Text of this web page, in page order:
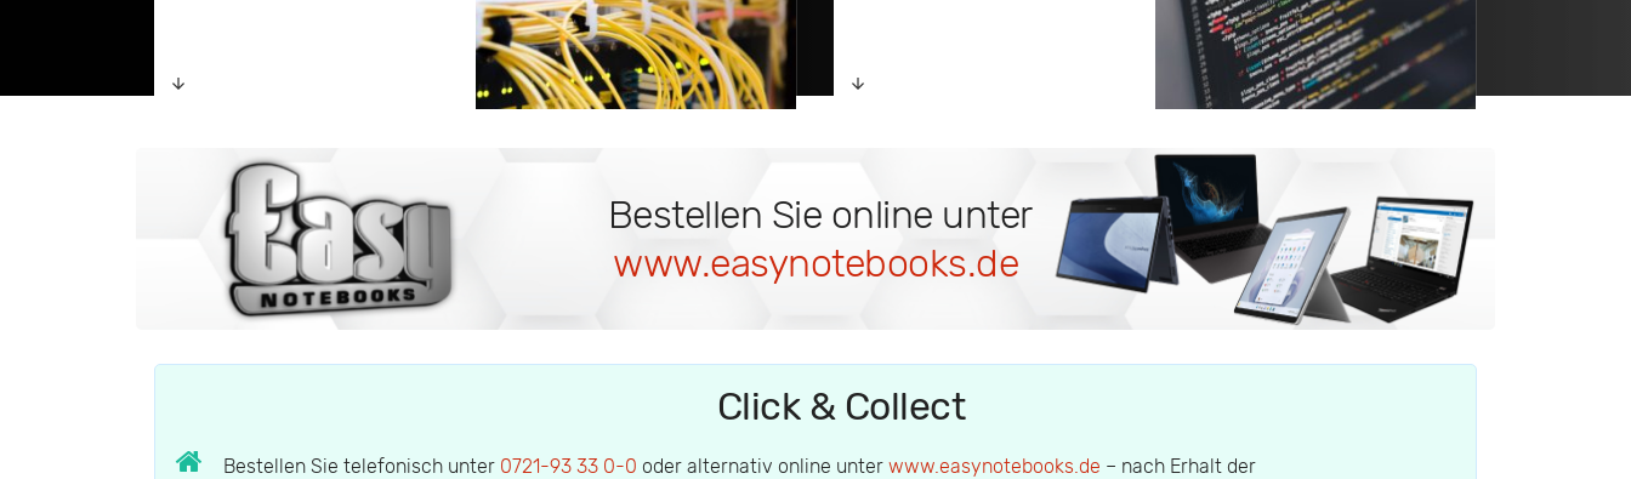
Bestellen Sie online unter
www.easynotebooks.de
Click & Collect
Bestellen Sie telefonisch unter 0721-93 33 0-0 oder alternativ online unter www.easynotebooks.de – nach Erhalt der